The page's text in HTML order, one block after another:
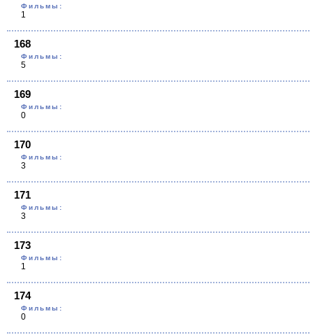
Фильмы:
1
168
Фильмы:
5
169
Фильмы:
0
170
Фильмы:
3
171
Фильмы:
3
173
Фильмы:
1
174
Фильмы:
0